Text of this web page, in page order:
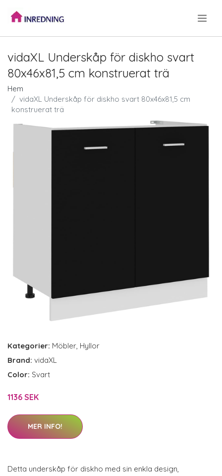
vidaXL Underskåp för diskho svart
80x46x81,5 cm konstruerat trä
Hem
vidaXL Underskåp för diskho svart 80x46x81,5 cm
konstruerat trä
Kategorier: Möbler, Hyllor
Brand: vidaXL
Color: Svart
1136 SEK
MER INFO!
Detta underskåp för diskho med sin enkla design,